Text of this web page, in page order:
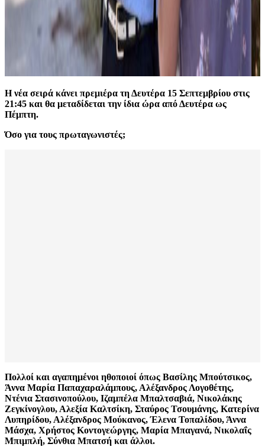
Η νέα σειρά κάνει πρεμιέρα τη Δευτέρα 15 Σεπτεμβρίου στις
21:45 και θα μεταδίδεται την ίδια ώρα από Δευτέρα ως
Πέμπτη.
Όσο για τους πρωταγωνιστές;
Πολλοί και αγαπημένοι ηθοποιοί όπως Βασίλης Μπούτσικος,
Άννα Μαρία Παπαχαραλάμπους, Αλέξανδρος Λογοθέτης,
Ντένια Στασινοπούλου, Ιζαμπέλα Μπαλτσαβιά, Νικολάκης
Ζεγκίνογλου, Αλεξία Καλτσίκη, Σταύρος Τσουμάνης, Κατερίνα
Λυπηρίδου, Αλέξανδρος Μούκανος, Έλενα Τοπαλίδου, Άννα
Μάσχα, Χρήστος Κοντογεώργης, Μαρία Μπαγανά, Νικολαΐς
Μπιμπλή, Σύνθια Μπατσή και άλλοι.